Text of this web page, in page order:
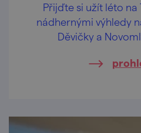
Přijďte si užít léto na
nádhernými výhledy
Děvičky a